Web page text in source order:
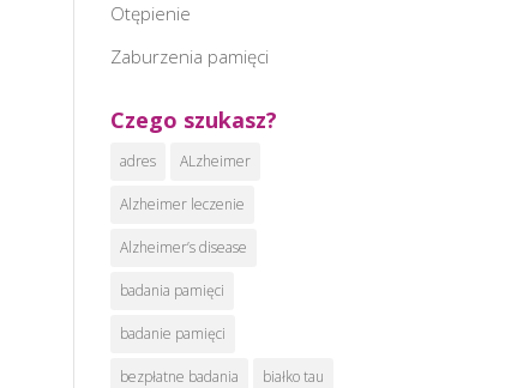
Otępienie
Zaburzenia pamięci
Czego szukasz?
adres ALzheimer
Alzheimer leczenie
Alzheimer’s disease
badania pamięci
badanie pamięci
bezpłatne badania białko tau